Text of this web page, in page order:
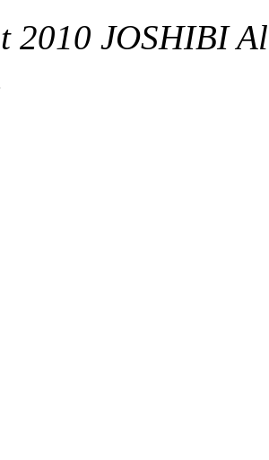
2010 JOSHIBI